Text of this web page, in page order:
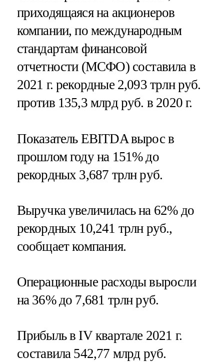
приходящаяся на акционеров
компании, по международным
стандартам финансовой
отчетности (МСФО) составила в
2021 г. рекордные 2,093 трлн руб.
против 135,3 млрд руб. в 2020 г.
Показатель EBITDA вырос в
прошлом году на 151% до
рекордных 3,687 трлн руб.
Выручка увеличилась на 62% до
рекордных 10,241 трлн руб.,
сообщает компания.
Операционные расходы выросли
на 36% до 7,681 трлн руб.
Прибыль в IV квартале 2021 г.
составила 542,77 млрд руб.